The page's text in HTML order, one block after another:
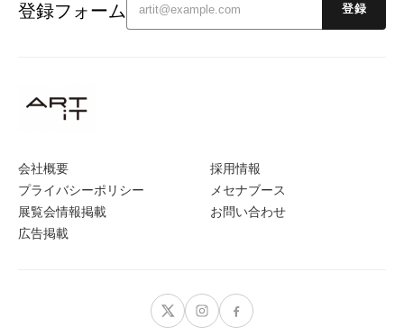
会社概要
プライバシーポリシー
展覧会情報掲載
広告掲載
採用情報
メセナブース
お問い合わせ
登録フォーム 登録